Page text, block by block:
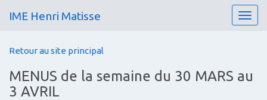
T
o
e
IME Henri Matisse
Retour au site principal
MENUS de la semaine du 30 MARS au
3 AVRIL